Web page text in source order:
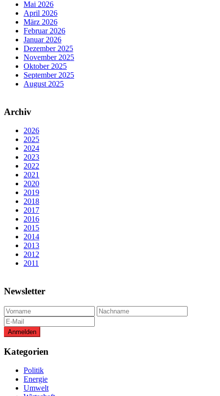
Mai 2026
April 2026
März 2026
Februar 2026
Januar 2026
Dezember 2025
November 2025
Oktober 2025
September 2025
August 2025
Archiv
2026
2025
2024
2023
2022
2021
2020
2019
2018
2017
2016
2015
2014
2013
2012
2011
Newsletter
Kategorien
Politik
Energie
Umwelt